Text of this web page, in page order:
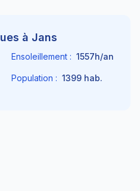
à Jans
Ensoleillement : 1557h/an
Population : 1399 hab.